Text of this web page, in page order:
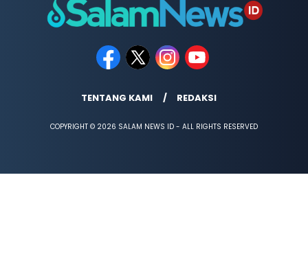
TENTANG KAMI REDAKSI
COPYRIGHT © 2026 SALAM NEWS ID - ALL RIGHTS RESERVED